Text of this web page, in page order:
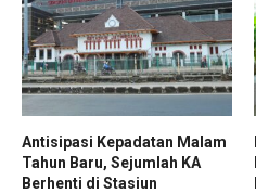
Antisipasi Kepadatan Malam
Tahun Baru, Sejumlah KA
Berhenti di Stasiun